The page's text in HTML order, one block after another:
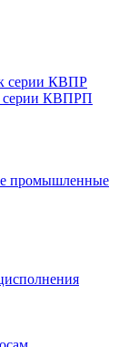
серии КВПР
серии КВПРП
промышленные